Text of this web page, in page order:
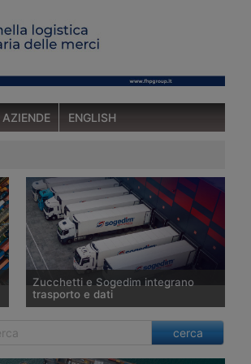
AZIENDE ENGLISH
Zucchetti e Sogedim integrano
trasporto e dati
Durante la visita organizzata da
Zucchetti Logistics nei depositi di
cerca